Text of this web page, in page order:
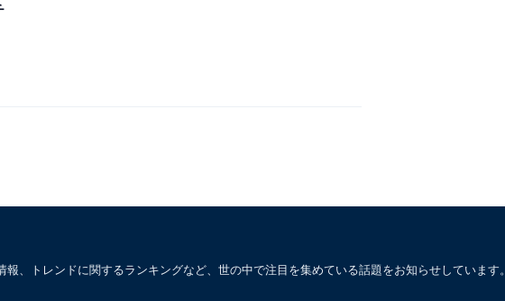
、トレンドに関するランキングなど、世の中で注目を集めている話題をお知らせしています。